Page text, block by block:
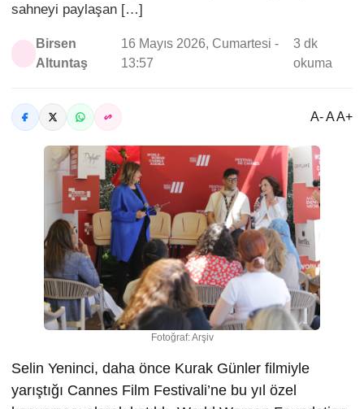
sahneyi paylaşan […]
Birsen
Altuntaş
16 Mayıs 2026, Cumartesi -
13:57
3 dk
okuma
A- A A+
Fotoğraf: Arşiv
Selin Yeninci, daha önce Kurak Günler filmiyle
yarıştığı Cannes Film Festivali’ne bu yıl özel